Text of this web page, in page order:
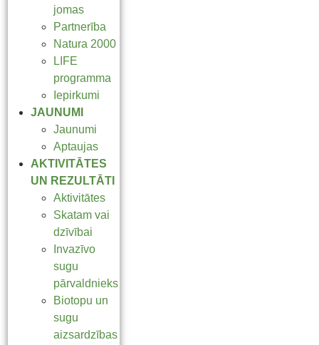
jomas
Partnerība
Natura 2000
LIFE
programma
Iepirkumi
JAUNUMI
Jaunumi
Aptaujas
AKTIVITĀTES
UN REZULTĀTI
Aktivitātes
Skatam vai
dzīvībai
Invazīvo
sugu
pārvaldnieks
Biotopu un
sugu
aizsardzības